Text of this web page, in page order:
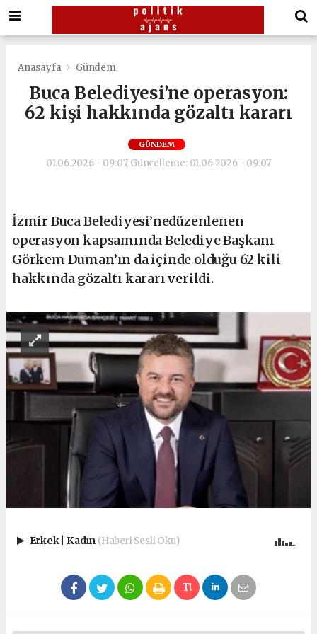
Anasayfa Gündem
Buca Belediyesi’ne operasyon:
62 kişi hakkında gözaltı kararı
GÜNDEM
01.06.2026 - 09:07, Güncelleme: 01.06.2026 - 09:07
İzmir Buca Belediyesi’nedüzenlenen
operasyon kapsamında Belediye Başkanı
Görkem Duman’ın da içinde olduğu 62 kili
hakkında gözaltı kararı verildi.
Erkek Kadın (Haberi Sesli Oku)